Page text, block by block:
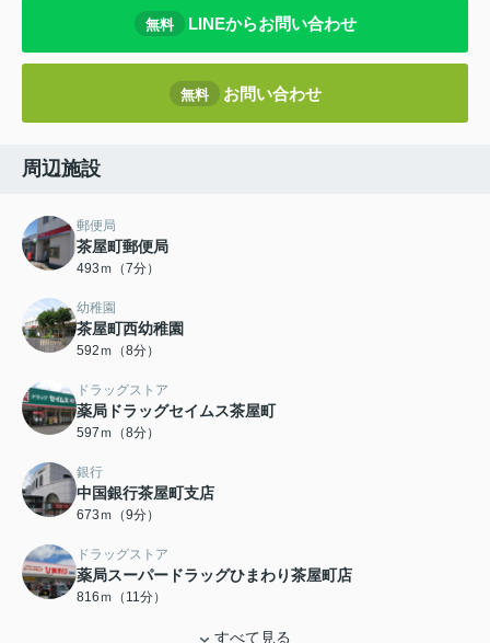
無料 LINEからお問い合わせ
無料 お問い合わせ
周辺施設
郵便局
茶屋町郵便局
493ｍ（7分）
幼稚園
茶屋町西幼稚園
592ｍ（8分）
ドラッグストア
薬局ドラッグセイムス茶屋町
597ｍ（8分）
銀行
中国銀行茶屋町支店
673ｍ（9分）
ドラッグストア
薬局スーパードラッグひまわり茶屋町店
816ｍ（11分）
すべて見る